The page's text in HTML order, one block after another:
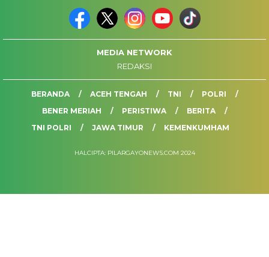
MEDIA NETWORK
REDAKSI
BERANDA ACEH TENGAH TNI
POLRI
BENER MERIAH
PERISTIWA
BERITA
TNI POLRI
JAWA TIMUR KEMENKUMHAM
HALCIPTA: PILARGAYONEWS.COM 2024